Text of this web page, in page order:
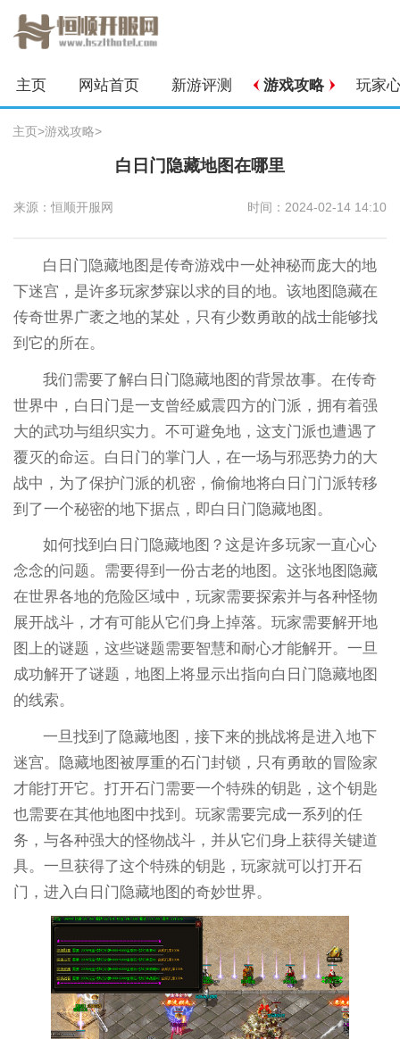
主页 网站首页 新游评测 游戏攻略 玩家
主页>游戏攻略>
白日门隐藏地图在哪里
来源：恒顺开服网 时间：2024-02-14 14:10
白日门隐藏地图是传奇游戏中一处神秘而庞大的地
下迷宫，是许多玩家梦寐以求的目的地。该地图隐藏在
传奇世界广袤之地的某处，只有少数勇敢的战士能够找
到它的所在。
我们需要了解白日门隐藏地图的背景故事。在传奇
世界中，白日门是一支曾经威震四方的门派，拥有着强
大的武功与组织实力。不可避免地，这支门派也遭遇了
覆灭的命运。白日门的掌门人，在一场与邪恶势力的大
战中，为了保护门派的机密，偷偷地将白日门门派转移
到了一个秘密的地下据点，即白日门隐藏地图。
如何找到白日门隐藏地图？这是许多玩家一直心心
念念的问题。需要得到一份古老的地图。这张地图隐藏
在世界各地的危险区域中，玩家需要探索并与各种怪物
展开战斗，才有可能从它们身上掉落。玩家需要解开地
图上的谜题，这些谜题需要智慧和耐心才能解开。一旦
成功解开了谜题，地图上将显示出指向白日门隐藏地图
的线索。
一旦找到了隐藏地图，接下来的挑战将是进入地下
迷宫。隐藏地图被厚重的石门封锁，只有勇敢的冒险家
才能打开它。打开石门需要一个特殊的钥匙，这个钥匙
也需要在其他地图中找到。玩家需要完成一系列的任
务，与各种强大的怪物战斗，并从它们身上获得关键道
具。一旦获得了这个特殊的钥匙，玩家就可以打开石
门，进入白日门隐藏地图的奇妙世界。